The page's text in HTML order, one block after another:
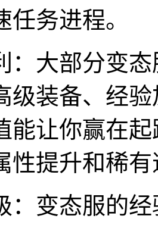
任务进程。
：大部分变
级装备、经
能让你赢在
性提升和稀
：变态服的